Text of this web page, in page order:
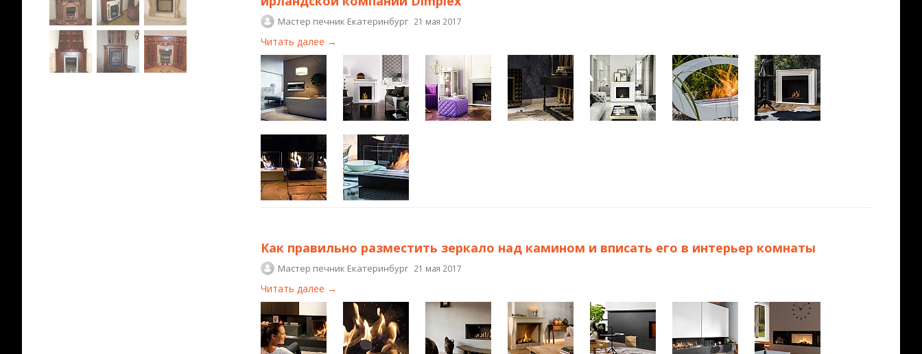
Мастер печник Екатеринбург 21 мая 2017
Читать далее →
Как правильно разместить зеркало над камином и вписать его в интерьер комнаты
Мастер печник Екатеринбург 21 мая 2017
Читать далее →